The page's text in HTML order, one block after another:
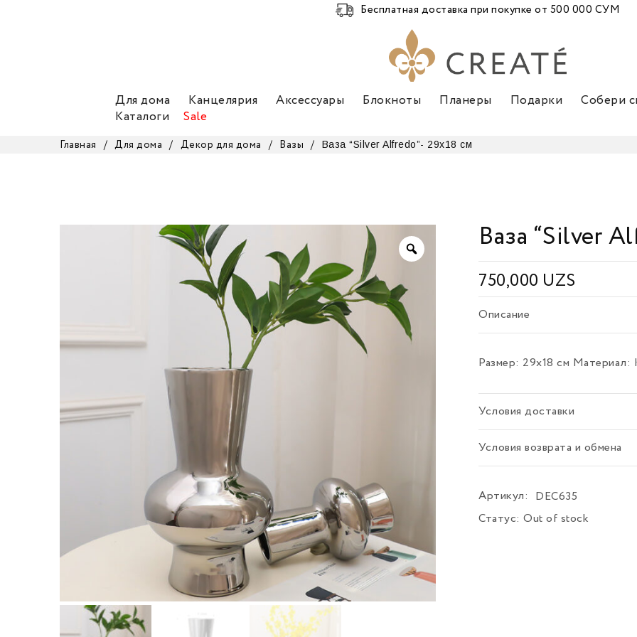
Бесплатная доставка при покупке от 500 000 СУМ
Для дома Канцелярия Аксессуары Блокноты Планеры Подарки Собери
Каталоги
Sale
Главная / Для дома / Декор для дома / Вазы / Ваза “Silver Alfredo”- 29х18 см
Ваза “Silver
750,000 UZS
Описание
Размер: 29х18 см Материал:
Условия доставки
Условия возврата и обмена
Артикул:
DEC635
Статус: Out of stock